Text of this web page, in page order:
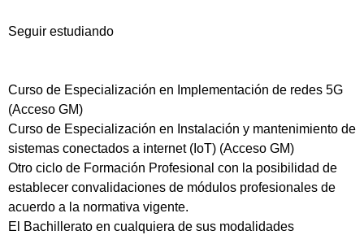
Seguir estudiando
Curso de Especialización en Implementación de redes 5G
(Acceso GM)
Curso de Especialización en Instalación y mantenimiento de
sistemas conectados a internet (IoT) (Acceso GM)
Otro ciclo de Formación Profesional con la posibilidad de
establecer convalidaciones de módulos profesionales de
acuerdo a la normativa vigente.
El Bachillerato en cualquiera de sus modalidades